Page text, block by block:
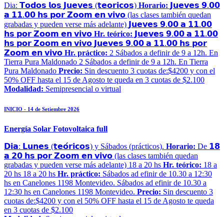
Dia: 𝗧𝗼𝗱𝗼𝘀 𝗹𝗼𝘀 𝗝𝘂𝗲𝘃𝗲𝘀 (𝘁𝗲𝗼𝗿𝗶𝗰𝗼𝘀) Horario: 𝗝𝘂𝗲𝘃𝗲𝘀 𝟵.𝟬𝟬
𝗮 𝟭𝟭.𝟬𝟬 𝗵𝘀 𝗽𝗼𝗿 𝗭𝗼𝗼𝗺 𝗲𝗻 𝘃𝗶𝘃𝗼 (las clases también quedan
grabadas y pueden verse más adelante) 𝗝𝘂𝗲𝘃𝗲𝘀 𝟵.𝟬𝟬 𝗮 𝟭𝟭.𝟬𝟬
𝗵𝘀 𝗽𝗼𝗿 𝗭𝗼𝗼𝗺 𝗲𝗻 𝘃𝗶𝘃𝗼 Hr. teórico: 𝗝𝘂𝗲𝘃𝗲𝘀 𝟵.𝟬𝟬 𝗮 𝟭𝟭.𝟬𝟬
𝗵𝘀 𝗽𝗼𝗿 𝗭𝗼𝗼𝗺 𝗲𝗻 𝘃𝗶𝘃𝗼 𝗝𝘂𝗲𝘃𝗲𝘀 𝟵.𝟬𝟬 𝗮 𝟭𝟭.𝟬𝟬 𝗵𝘀 𝗽𝗼𝗿
𝗭𝗼𝗼𝗺 𝗲𝗻 𝘃𝗶𝘃𝗼 Hr. práctico: 2 Sábados a definir de 9 a 12h. En
Tierra Pura Maldonado 2 Sábados a definir de 9 a 12h. En Tierra
Pura Maldonado Precio: Sin descuento 3 cuotas de:$4200 y con el
50% OFF hasta el 15 de Agosto te queda en 3 cuotas de $2.100
Modalidad: Semipresencial o virtual
INICIO - 14 de Setiembre 2026
Energía Solar Fotovoltaica full
𝗗𝗶𝗮: 𝗟𝘂𝗻𝗲𝘀 (𝘁𝗲𝗼́𝗿𝗶𝗰𝗼𝘀) y Sábados (prácticos). Horario: De 𝟭𝟴
𝗮 𝟮𝟬 𝗵𝘀 𝗽𝗼𝗿 𝗭𝗼𝗼𝗺 𝗲𝗻 𝘃𝗶𝘃𝗼 (las clases también quedan
grabadas y pueden verse más adelante) 18 a 20 hs Hr. teórico: 18 a
20 hs 18 a 20 hs Hr. práctico: Sábados ad efinir de 10.30 a 12:30
hs en Canelones 1198 Montevideo. Sábados ad efinir de 10.30 a
12:30 hs en Canelones 1198 Montevideo. Precio: Sin descuento 3
cuotas de:$4200 y con el 50% OFF hasta el 15 de Agosto te queda
en 3 cuotas de $2.100